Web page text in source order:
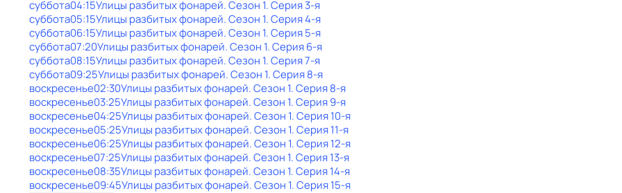
суббота04:15Улицы разбитых фонарей. Сезон 1. Серия 3-я
суббота05:15Улицы разбитых фонарей. Сезон 1. Серия 4-я
суббота06:15Улицы разбитых фонарей. Сезон 1. Серия 5-я
суббота07:20Улицы разбитых фонарей. Сезон 1. Серия 6-я
суббота08:15Улицы разбитых фонарей. Сезон 1. Серия 7-я
суббота09:25Улицы разбитых фонарей. Сезон 1. Серия 8-я
воскресенье02:30Улицы разбитых фонарей. Сезон 1. Серия 8-я
воскресенье03:25Улицы разбитых фонарей. Сезон 1. Серия 9-я
воскресенье04:25Улицы разбитых фонарей. Сезон 1. Серия 10-я
воскресенье05:25Улицы разбитых фонарей. Сезон 1. Серия 11-я
воскресенье06:25Улицы разбитых фонарей. Сезон 1. Серия 12-я
воскресенье07:25Улицы разбитых фонарей. Сезон 1. Серия 13-я
воскресенье08:35Улицы разбитых фонарей. Сезон 1. Серия 14-я
воскресенье09:45Улицы разбитых фонарей. Сезон 1. Серия 15-я